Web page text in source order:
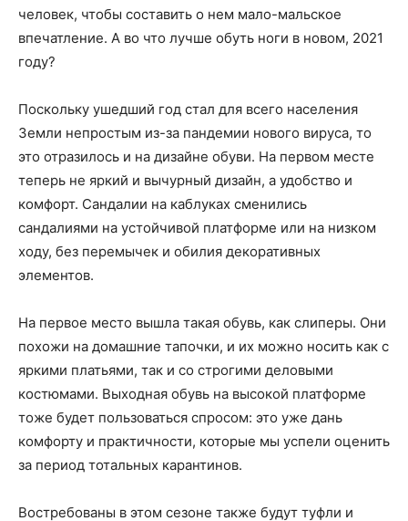
человек, чтобы составить о нем мало-мальское
впечатление. А во что лучше обуть ноги в новом, 2021
году?
Поскольку ушедший год стал для всего населения
Земли непростым из-за пандемии нового вируса, то
это отразилось и на дизайне обуви. На первом месте
теперь не яркий и вычурный дизайн, а удобство и
комфорт. Сандалии на каблуках сменились
сандалиями на устойчивой платформе или на низком
ходу, без перемычек и обилия декоративных
элементов.
На первое место вышла такая обувь, как слиперы. Они
похожи на домашние тапочки, и их можно носить как с
яркими платьями, так и со строгими деловыми
костюмами. Выходная обувь на высокой платформе
тоже будет пользоваться спросом: это уже дань
комфорту и практичности, которые мы успели оценить
за период тотальных карантинов.
Востребованы в этом сезоне также будут туфли и